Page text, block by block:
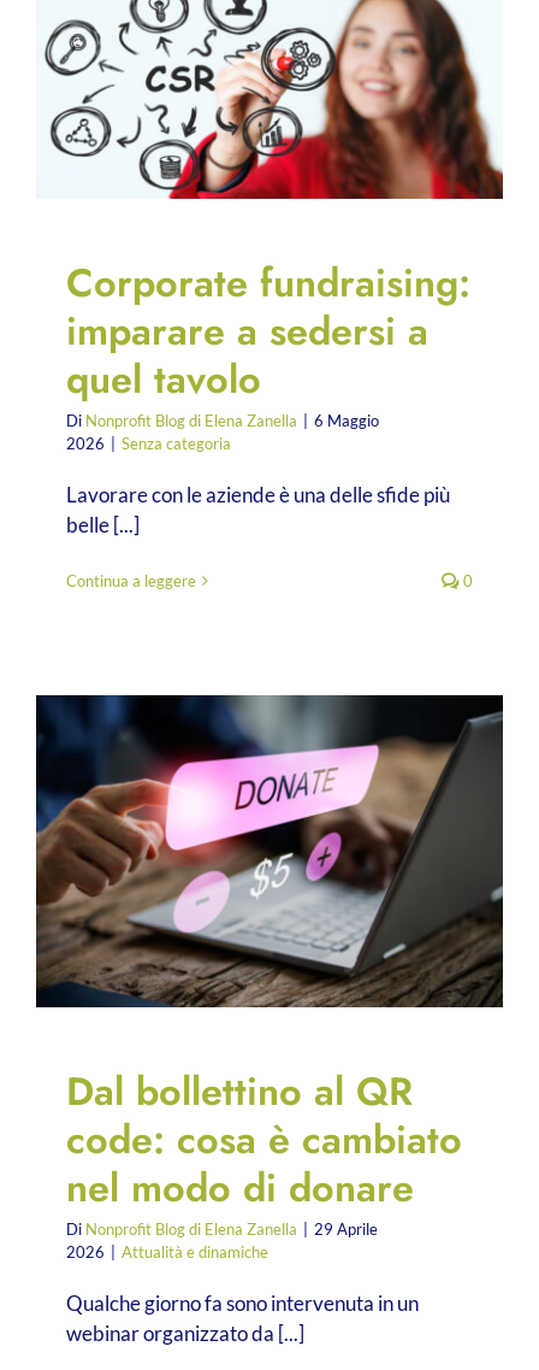
Corporate fundraising:
imparare a sedersi a
quel tavolo
Di Nonprofit Blog di Elena Zanella
6 Maggio
2026
Senza categoria
Lavorare con le aziende è una delle sfide più
belle [...]
Continua a leggere 0
Dal bollettino al QR
code: cosa è cambiato
nel modo di donare
Di Nonprofit Blog di Elena Zanella
29 Aprile
2026
Attualità e dinamiche
Qualche giorno fa sono intervenuta in un
webinar organizzato da [...]